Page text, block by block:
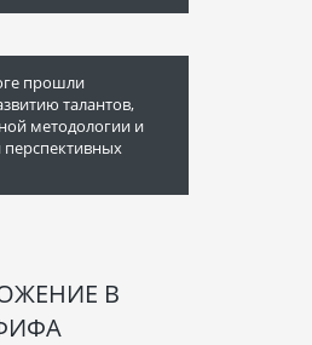
прошли
талантов,
методологии и
В